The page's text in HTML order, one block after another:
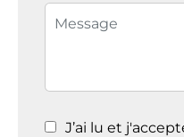
J’ai lu et